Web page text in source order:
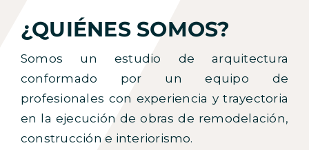
¿QUIÉNES SOMOS?
Somos un estudio de arquitectura
conformado por un equipo de
profesionales con experiencia y trayectoria
en la ejecución de obras de remodelación,
construcción e interiorismo.